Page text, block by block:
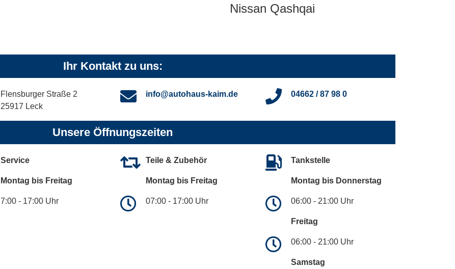
Nissan Qashqai
Ihr Kontakt zu uns:
Flensburger Straße 2
25917 Leck
info@autohaus-kaim.de 04662 / 87 98 0
Unsere Öffnungszeiten
Service
Montag bis Freitag
7:00 - 17:00 Uhr
Teile & Zubehör
Montag bis Freitag
07:00 - 17:00 Uhr
Tankstelle
Montag bis Donnerstag
06:00 - 21:00 Uhr
Freitag
06:00 - 21:00 Uhr
Samstag